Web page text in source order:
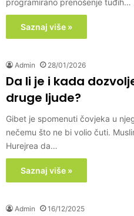
programirano prenošenje tuđih…
Saznaj više »
Admin 28/01/2026
Da li je i kada
druge ljude?
Gibet je spomenuti čovjeka u
nečemu što ne bi volio čuti.
Hurejrea da…
Saznaj više »
Admin 16/12/2025